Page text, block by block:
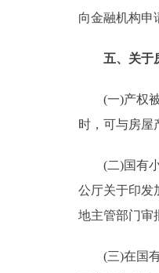
向金融机构申
五、关于
(一)产权被
时，可与房屋
(二)国有小
公厅关于印发
地主管部门审
(三)在国有